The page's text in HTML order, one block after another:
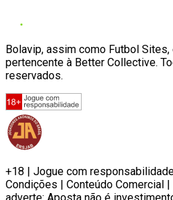
Bolavip, assim como Futbol Sites,
pertencente à Better Collective.
reservados.
+18 | Jogue com
Condições | Conteúdo Comercial